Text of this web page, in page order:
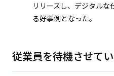
リリースし、デジタル
る好事例となった。
従業員を待機させて